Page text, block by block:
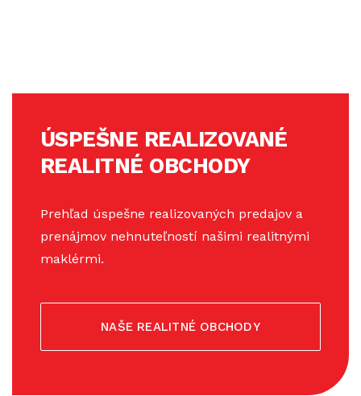
ÚSPEŠNE REALIZOVANÉ
REALITNÉ OBCHODY
Prehľad úspešne realizovaných predajov a
prenájmov nehnuteľností našimi realitnými
maklérmi.
NAŠE REALITNÉ OBCHODY